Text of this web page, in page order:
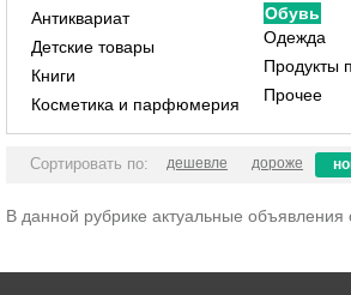
Антиквариат
Детские товары
Книги
Косметика и парфюмерия
Обувь
Одежда
Продукты
Прочее
Сортировать по: дешевле дороже
В данной рубрике актуальные объявления